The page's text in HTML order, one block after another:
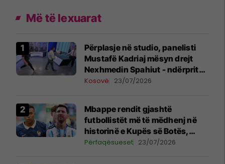
Më të lexuarat
Përplasje në studio, panelisti
Mustafë Kadriaj mësyn drejt
Nexhmedin Spahiut - ndërpritet
transmetimi
Kosovë 23/07/2026
Mbappe rendit gjashtë
futbollistët më të mëdhenj në
historinë e Kupës së Botës,
Messi mbetet i dyti
Përfaqësueset 23/07/2026